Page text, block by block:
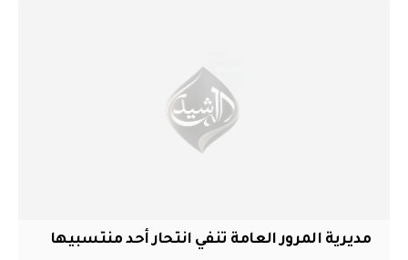
مديرية المرور العامة تنفي انتحار أحد منتسبيها